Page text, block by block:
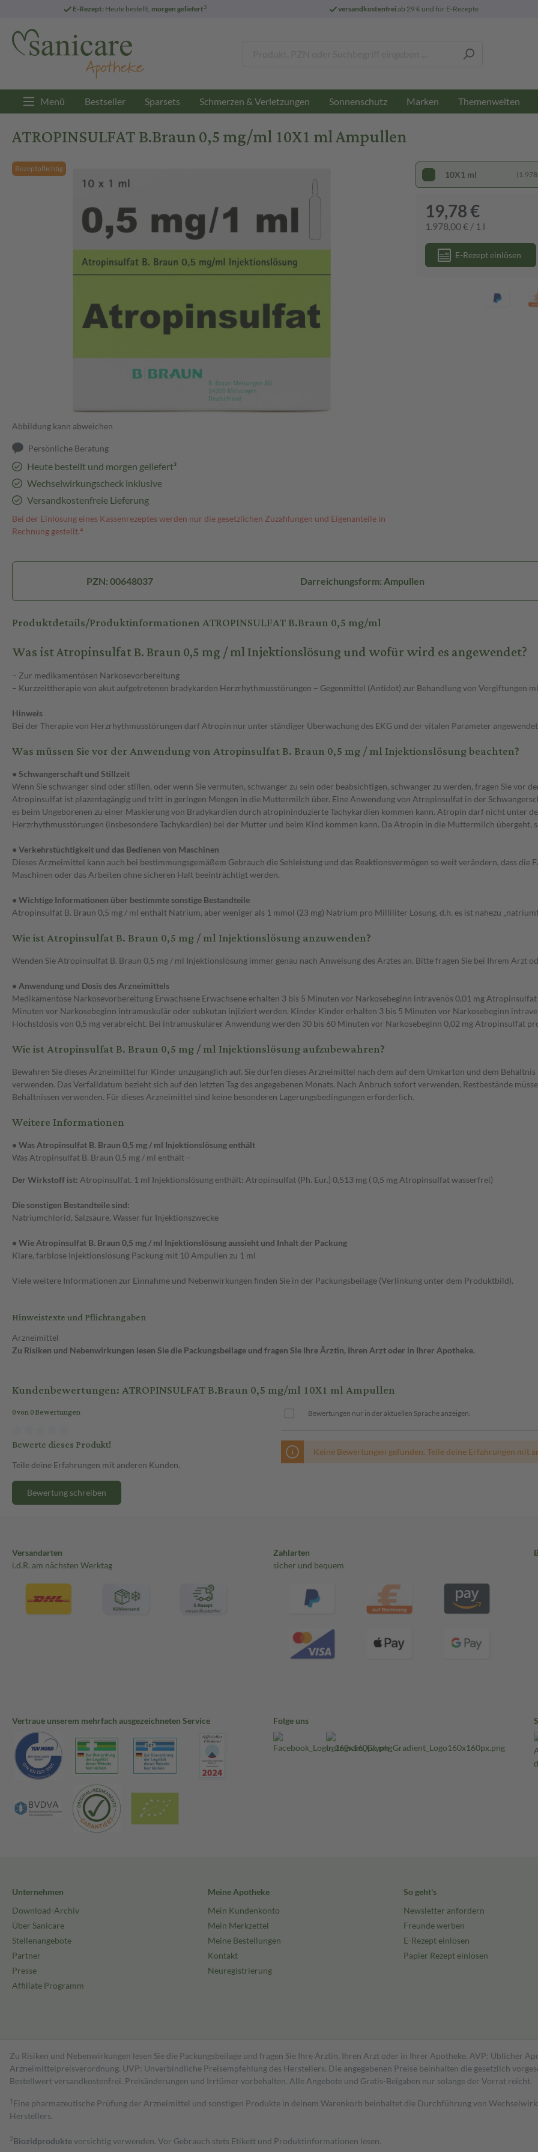
E-Rezept: Heute bestellt, morgen geliefert3 versandkostenfreiab 29 € und für E-Rezepte
Menü Bestseller Sparsets Schmerzen & Verletzungen Sonnenschutz Marken Themenwelten
ATROPINSULFAT B.Braun 0,5 mg/ml 10X1 ml Ampullen
Rezeptpflichtig
Abbildung kann abweichen
Persönliche Beratung
Heute bestellt und morgen geliefert³
Wechselwirkungscheck inklusive
Versandkostenfreie Lieferung
Bei der Einlösung eines Kassenrezeptes werden nur die gesetzlichen Zuzahlungen und Eigenanteile in
Rechnung gestellt.⁴
10X1 ml
19,78 €
1.978,00 € / 1 l
E-Rezept einlösen
PZN: 00648037 Darreichungsform: Ampullen
Produktdetails/Produktinformationen ATROPINSULFAT B.Braun 0,5 mg/ml
Was ist Atropinsulfat B. Braun 0,5 mg / ml Injektionslösung und wofür wird es angewendet?
– Zur medikamentösen Narkosevorbereitung
– Kurzzeittherapie von akut aufgetretenen bradykarden Herzrhythmusstörungen – Gegenmittel (Antidot) zur Behandlung von Vergiftungen
Hinweis
Bei der Therapie von Herzrhythmusstörungen darf Atropin nur unter ständiger Überwachung des EKG und der vitalen Parameter
Was müssen Sie vor der Anwendung von Atropinsulfat B. Braun 0,5 mg / ml Injektionslösung beachten?
● Schwangerschaft und Stillzeit
Wenn Sie schwanger sind oder stillen, oder wenn Sie vermuten, schwanger zu sein oder beabsichtigen, schwanger zu werden, fragen Sie vor
Atropinsulfat ist plazentagängig und tritt in geringen Mengen in die Muttermilch über. Eine Anwendung von Atropinsulfat in der
es beim Ungeborenen zu einer Maskierung von Bradykardien durch atropininduzierte Tachykardien kommen kann. Atropin darf nicht unter
Herzrhythmusstörungen (insbesondere Tachykardien) bei der Mutter und beim Kind kommen kann. Da Atropin in die Muttermilch
● Verkehrstüchtigkeit und das Bedienen von Maschinen
Dieses Arzneimittel kann auch bei bestimmungsgemäßem Gebrauch die Sehleistung und das Reaktionsvermögen so weit verändern, dass die
Maschinen oder das Arbeiten ohne sicheren Halt beeinträchtigt werden.
● Wichtige Informationen über bestimmte sonstige Bestandteile
Atropinsulfat B. Braun 0,5 mg / ml enthält Natrium, aber weniger als 1 mmol (23 mg) Natrium pro Milliliter Lösung, d.h. es ist nahezu
Wie ist Atropinsulfat B. Braun 0,5 mg / ml Injektionslösung anzuwenden?
Wenden Sie Atropinsulfat B. Braun 0,5 mg / ml Injektionslösung immer genau nach Anweisung des Arztes an. Bitte fragen Sie bei Ihrem Arzt
• Anwendung und Dosis des Arzneimittels
Medikamentöse Narkosevorbereitung Erwachsene Erwachsene erhalten 3 bis 5 Minuten vor Narkosebeginn intravenös 0,01 mg
Minuten vor Narkosebeginn intramuskulär oder subkutan injiziert werden. Kinder Kinder erhalten 3 bis 5 Minuten vor Narkosebeginn
Höchstdosis von 0,5 mg verabreicht. Bei intramuskulärer Anwendung werden 30 bis 60 Minuten vor Narkosebeginn 0,02 mg Atropinsulfat
Wie ist Atropinsulfat B. Braun 0,5 mg / ml Injektionslösung aufzubewahren?
Bewahren Sie dieses Arzneimittel für Kinder unzugänglich auf. Sie dürfen dieses Arzneimittel nach dem auf dem Umkarton und dem
verwenden. Das Verfalldatum bezieht sich auf den letzten Tag des angegebenen Monats. Nach Anbruch sofort verwenden, Restbestände
Behältnissen verwenden. Für dieses Arzneimittel sind keine besonderen Lagerungsbedingungen erforderlich.
Weitere Informationen
• Was Atropinsulfat B. Braun 0,5 mg / ml Injektionslösung enthält
Was Atropinsulfat B. Braun 0,5 mg / ml enthält –
Der Wirkstoff ist: Atropinsulfat. 1 ml Injektionslösung enthält: Atropinsulfat (Ph. Eur.) 0,513 mg ( 0,5 mg Atropinsulfat wasserfrei)
Die sonstigen Bestandteile sind:
Natriumchlorid, Salzsäure, Wasser für Injektionszwecke
• Wie Atropinsulfat B. Braun 0,5 mg / ml Injektionslösung aussieht und Inhalt der Packung
Klare, farblose Injektionslösung Packung mit 10 Ampullen zu 1 ml
Viele weitere Informationen zur Einnahme und Nebenwirkungen finden Sie in der Packungsbeilage (Verlinkung unter dem Produktbild).
Hinweistexte und Pflichtangaben
Arzneimittel
Zu Risiken und Nebenwirkungen lesen Sie die Packungsbeilage und fragen Sie Ihre Ärztin, Ihren Arzt oder in Ihrer Apotheke.
Kundenbewertungen: ATROPINSULFAT B.Braun 0,5 mg/ml 10X1 ml Ampullen
0 von 0 Bewertungen
Bewerte dieses Produkt!
Teile deine Erfahrungen mit anderen Kunden.
Bewertung schreiben
Bewertungen nur in der aktuellen Sprache anzeigen.
Keine Bewertungen gefunden. Teile deine Erfahrungen mit
Versandarten
i.d.R. am nächsten Werktag
Zahlarten
sicher und bequem
Vertraue unserem mehrfach ausgezeichneten Service Folge uns
Unternehmen
Download-Archiv
Über Sanicare
Stellenangebote
Partner
Presse
Affiliate Programm
Meine Apotheke
Mein Kundenkonto
Mein Merkzettel
Meine Bestellungen
Kontakt
Neuregistrierung
So geht's
Newsletter anfordern
Freunde werben
E-Rezept einlösen
Papier Rezept einlösen
Zu Risiken und Nebenwirkungen lesen Sie die Packungsbeilage und fragen Sie Ihre Ärztin, Ihren Arzt oder in Ihrer Apotheke. AVP: Üblicher
Arzneimittelpreisverordnung. UVP: Unverbindliche Preisempfehlung des Herstellers. Die angegebenen Preise beinhalten die gesetzlich
Bestell­wert versand­kosten­frei. Preisänderungen und Irrtümer vorbehalten. Alle Angebote und Gratis-Beigaben nur solange der Vorrat reicht.
1 Eine pharmazeutische Prüfung der Arzneimittel und sonstigen Produkte in deinem Warenkorb beinhaltet die Durchführung von
Herstellers.
2Biozidproduktevorsichtig verwenden. Vor Gebrauch stets Etikett und Produktinformationen lesen.